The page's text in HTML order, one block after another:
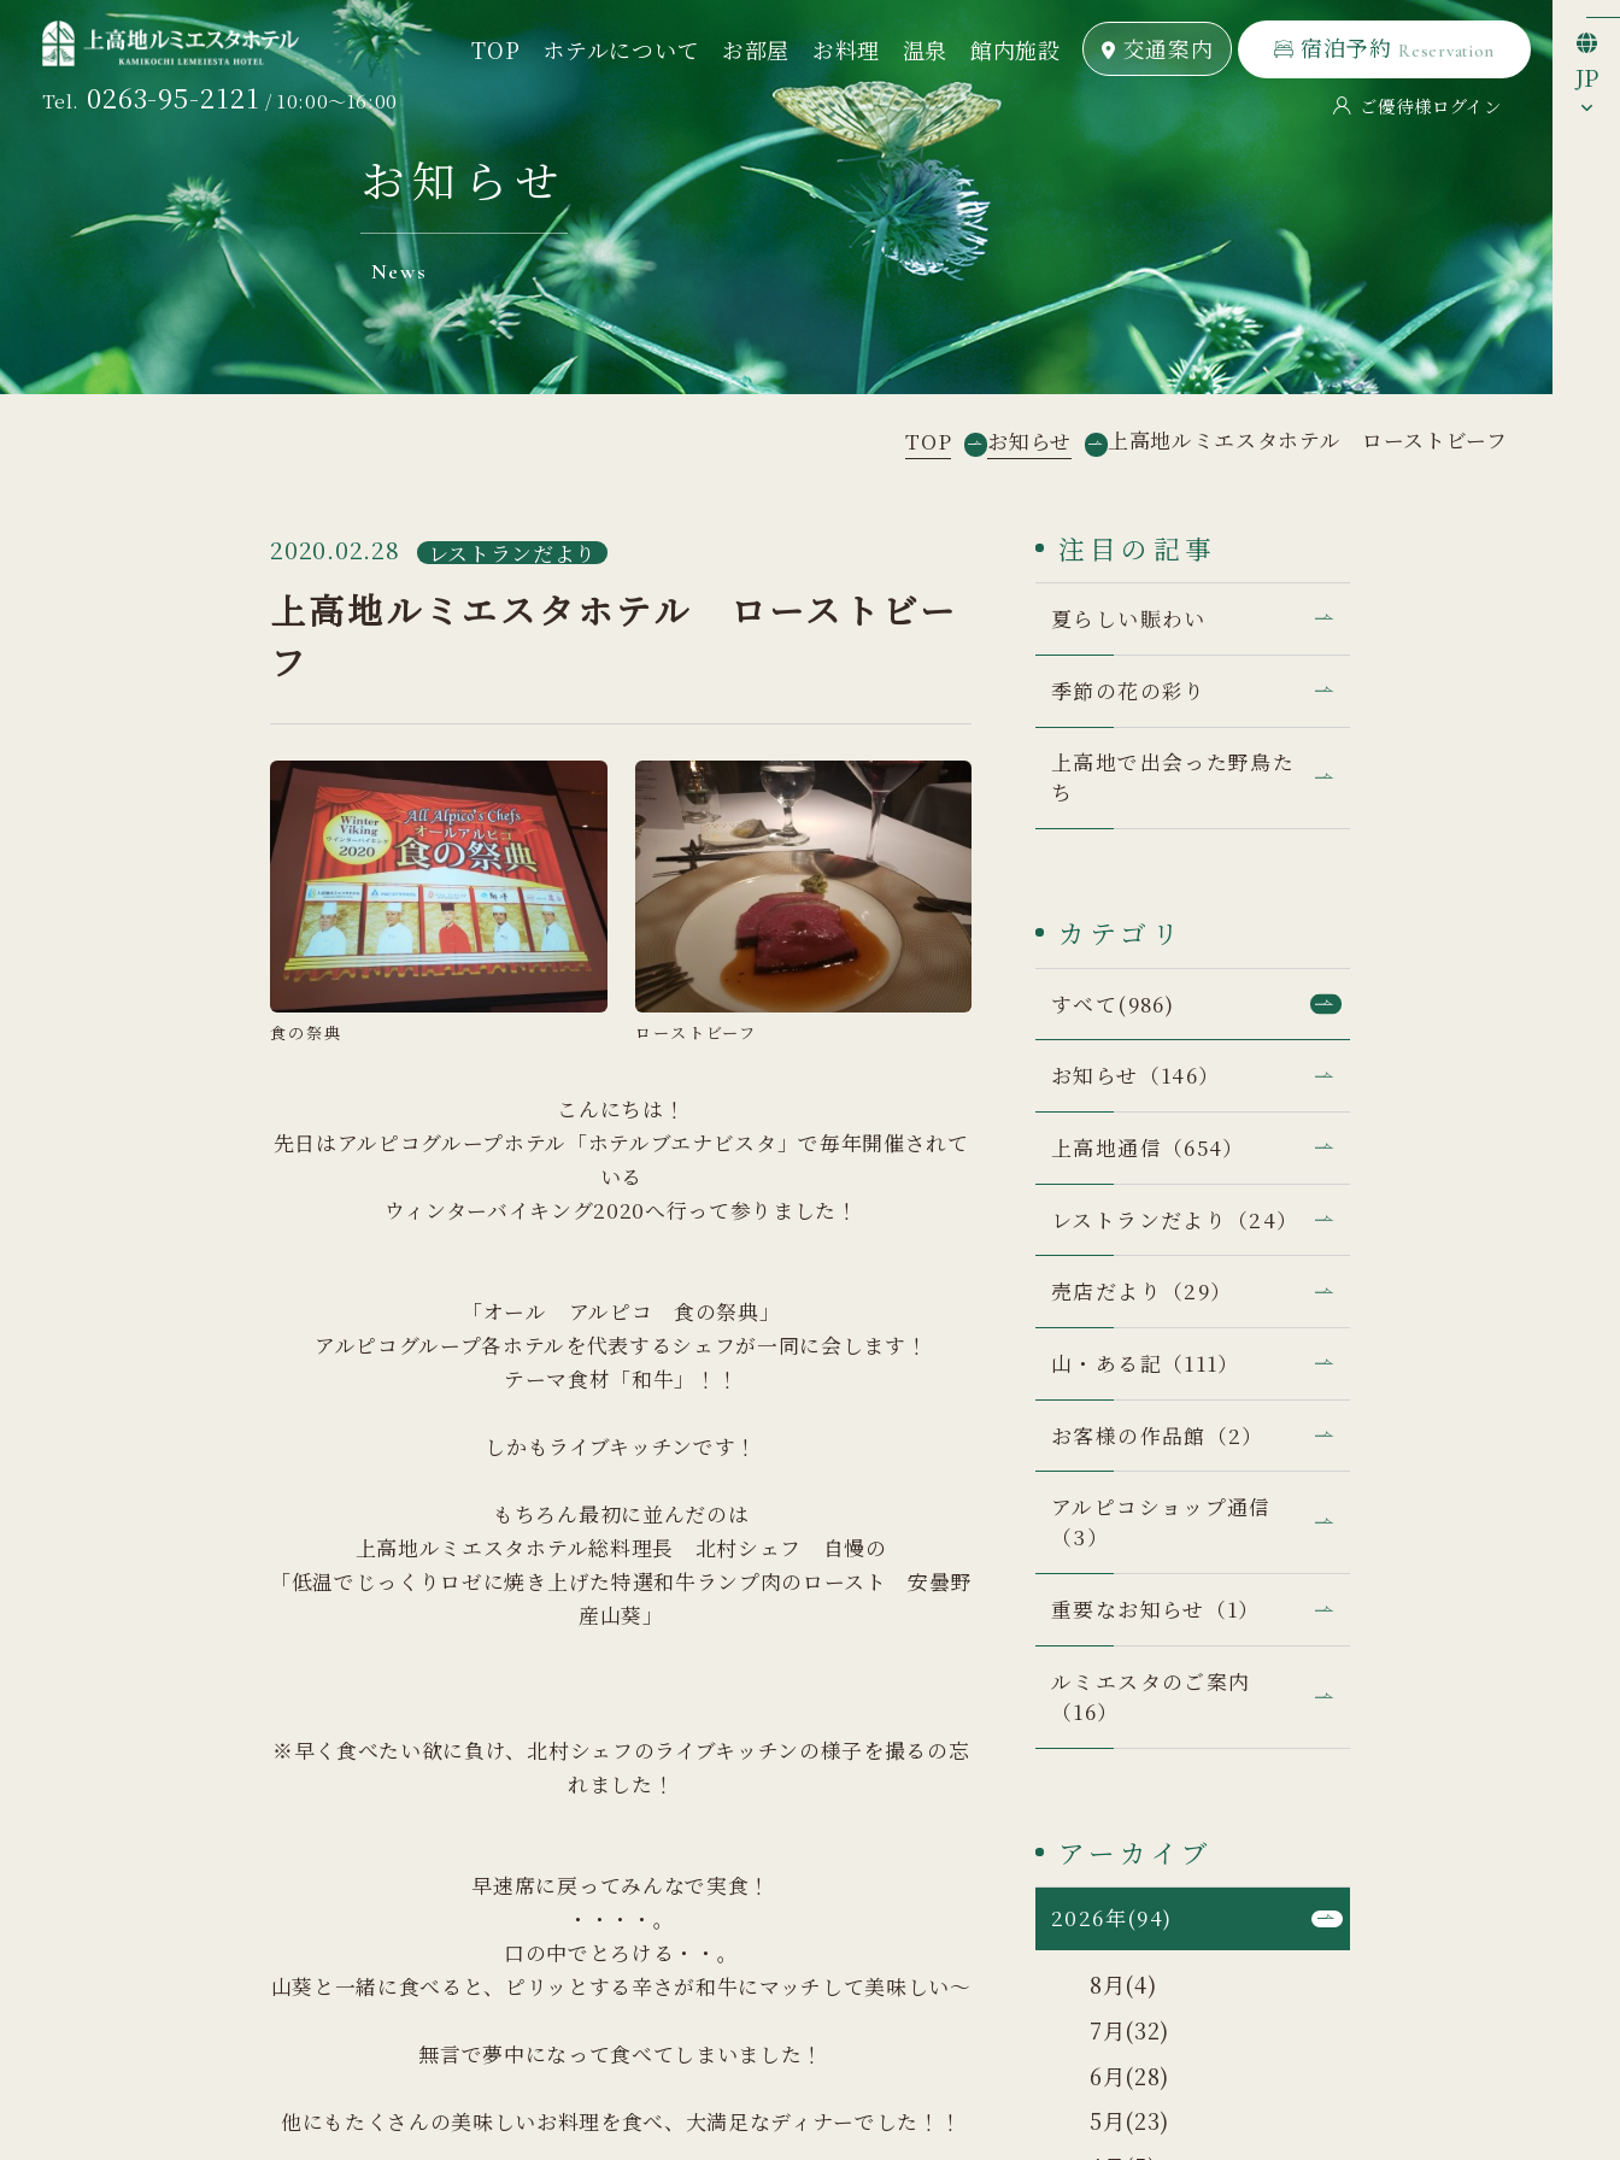
Tel. 0263-95-2121 / 10:00～16:00
TOP ホテルについて お部屋 お料理 温泉 館内施設 交通案内 宿泊予約 Reservation
ご優待様ログイン
TOP ホテルについて お部屋 お料理 温泉 館内施設 交通案内 宿泊予約 Reservation
JP
お知らせ
News
TOP お知らせ 上高地ルミエスタホテル ローストビーフ
2020.02.28 レストランだより
上高地ルミエスタホテル ローストビー
フ
食の祭典 ローストビーフ
こんにちは！
先日はアルピコグループホテル「ホテルブエナビスタ」で毎年開催されて
いる
ウィンターバイキング2020へ行って参りました！
「オール アルピコ 食の祭典」
アルピコグループ各ホテルを代表するシェフが一同に会します！
テーマ食材「和牛」！！
しかもライブキッチンです！
もちろん最初に並んだのは
上高地ルミエスタホテル総料理長 北村シェフ 自慢の
「低温でじっくりロゼに焼き上げた特選和牛ランプ肉のロースト 安曇野
産山葵」
※早く食べたい欲に負け、北村シェフのライブキッチンの様子を撮るの忘
れました！
早速席に戻ってみんなで実食！
・・・・。
口の中でとろける・・。
山葵と一緒に食べると、ピリッとする辛さが和牛にマッチして美味しい～
無言で夢中になって食べてしまいました！
他にもたくさんの美味しいお料理を食べ、大満足なディナーでした！！
注目の記事
夏らしい賑わい
季節の花の彩り
上高地で出会った野鳥た
ち
カテゴリ
すべて(986)
お知らせ（146）
上高地通信（654）
レストランだより（24）
売店だより（29）
山・ある記（111）
お客様の作品館（2）
アルピコショップ通信
（3）
重要なお知らせ（1）
ルミエスタのご案内
（16）
アーカイブ
2026年(94)
8月(4)
7月(32)
6月(28)
5月(23)